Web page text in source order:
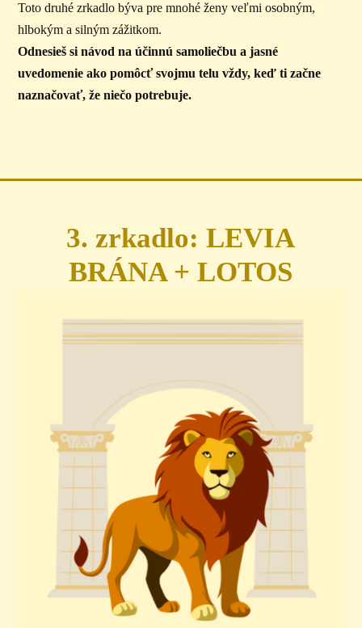
Toto druhé zrkadlo býva pre mnohé ženy veľmi osobným,
hlbokým a silným zážitkom.
Odnesieš si návod na účinnú samoliečbu a jasné
uvedomenie ako pomôcť svojmu telu vždy, keď ti začne
naznačovať, že niečo potrebuje.
3. zrkadlo: LEVIA
BRÁNA + LOTOS